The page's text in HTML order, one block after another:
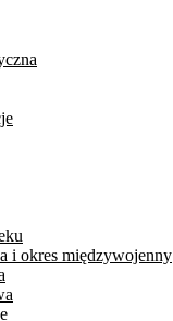
i okres międzywojenny